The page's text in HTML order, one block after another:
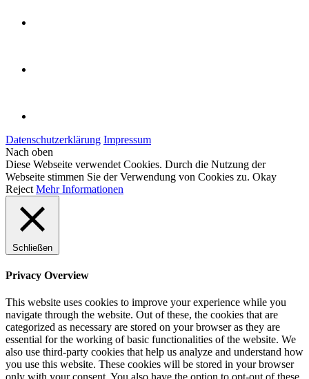
Datenschutzerklärung Impressum
Nach oben
Diese Webseite verwendet Cookies. Durch die Nutzung der
Webseite stimmen Sie der Verwendung von Cookies zu. Okay
Reject Mehr Informationen
Schließen
Privacy Overview
This website uses cookies to improve your experience while you
navigate through the website. Out of these, the cookies that are
categorized as necessary are stored on your browser as they are
essential for the working of basic functionalities of the website. We
also use third-party cookies that help us analyze and understand how
you use this website. These cookies will be stored in your browser